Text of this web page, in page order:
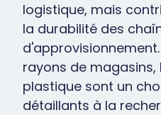
logistique, mais
la durabilité des
rayons de magasins,
plastique sont un
détaillants à la